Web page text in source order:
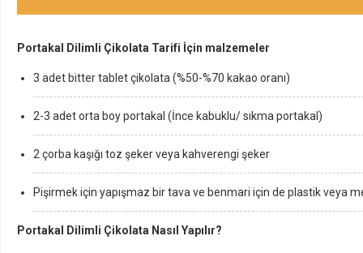
Portakal Dilimli Çikolata Tarifi İçin malzemeler
3 adet bitter tablet çikolata (%50-%70 kakao oranı)
2-3 adet orta boy portakal (İnce kabuklu/ sıkma portakal)
2 çorba kaşığı toz şeker veya kahverengi şeker
Pişirmek için yapışmaz bir tava ve benmari için de plastik veya
Portakal Dilimli Çikolata Nasıl Yapılır?